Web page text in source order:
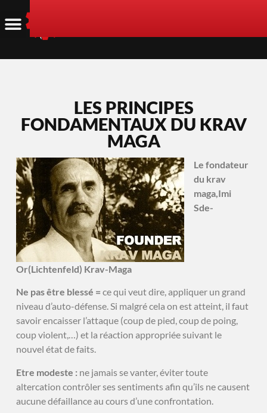
LES PRINCIPES
FONDAMENTAUX DU KRAV
MAGA
Le fondateur
du krav
maga,Imi
Sde-
Or(Lichtenfeld) Krav-Maga
Ne pas être blessé = ce qui veut dire, appliquer un grand
niveau d’auto-défense. Si malgré cela on est atteint, il faut
savoir encaisser l’attaque (coup de pied, coup de poing,
coup violent,…) et la réaction appropriée suivant le
nouvel état de faits.
Etre modeste : ne jamais se vanter, éviter toute
altercation contrôler ses sentiments afin qu’ils ne causent
aucune défaillance au cours d’une confrontation.